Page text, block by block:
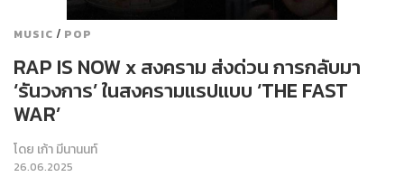
MUSIC / POP
RAP IS NOW x สงคราม ส่งด่วน การกลับมา
‘รันวงการ’ ในสงครามแรปแบบ ‘THE FAST
WAR’
โดย เก้า มีนานนท์
26.06.2025